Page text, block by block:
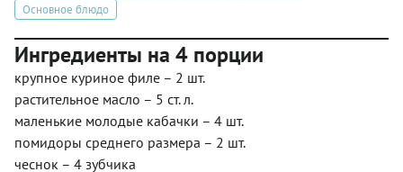
Основное блюдо
Ингредиенты на 4 порции
крупное куриное филе – 2 шт.
растительное масло – 5 ст. л.
маленькие молодые кабачки – 4 шт.
помидоры среднего размера – 2 шт.
чеснок – 4 зубчика